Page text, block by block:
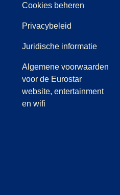
tab)
Cookies beheren
Privacybeleid
Juridische informatie
Algemene voorwaarden
voor de Eurostar
website, entertainment
en wifi